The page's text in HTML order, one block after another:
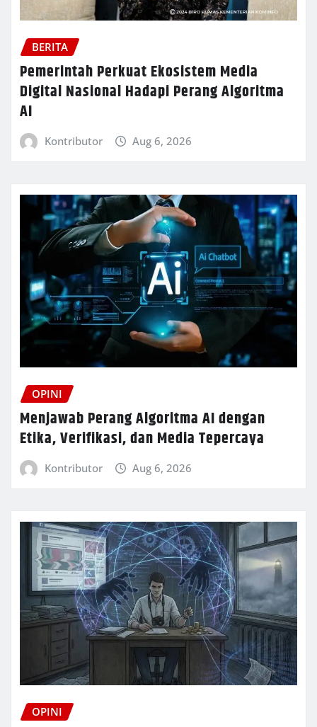
BERITA
Pemerintah Perkuat Ekosistem Media
Digital Nasional Hadapi Perang Algoritma
AI
Kontributor Aug 6, 2026
OPINI
Menjawab Perang Algoritma AI dengan
Etika, Verifikasi, dan Media Tepercaya
Kontributor Aug 6, 2026
OPINI